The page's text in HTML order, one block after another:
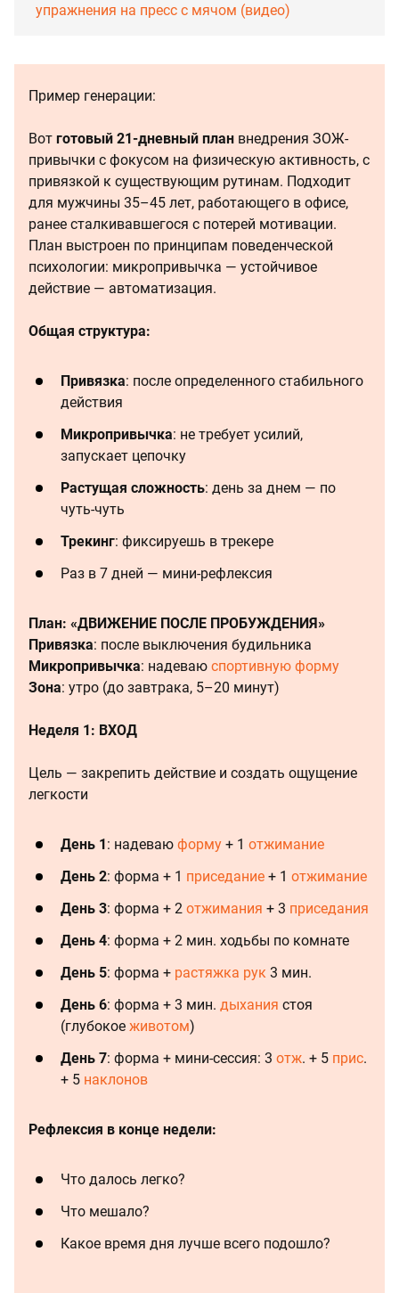
упражнения на пресс с мячом (видео)
Пример генерации:
Вот готовый 21‑дневный план внедрения ЗОЖ-
привычки с фокусом на физическую активность, с
привязкой к существующим рутинам. Подходит
для мужчины 35–45 лет, работающего в офисе,
ранее сталкивавшегося с потерей мотивации.
План выстроен по принципам поведенческой
психологии: микропривычка — устойчивое
действие — автоматизация.
Общая структура:
Привязка: после определенного стабильного
действия
Микропривычка: не требует усилий,
запускает цепочку
Растущая сложность: день за днем — по
чуть-чуть
Трекинг: фиксируешь в трекере
Раз в 7 дней — мини-рефлексия
План: «ДВИЖЕНИЕ ПОСЛЕ ПРОБУЖДЕНИЯ»
Привязка: после выключения будильника
Микропривычка: надеваю спортивную форму
Зона: утро (до завтрака, 5–20 минут)
Неделя 1: ВХОД
Цель — закрепить действие и создать ощущение
легкости
День 1: надеваю форму + 1 отжимание
День 2: форма + 1 приседание + 1 отжимание
День 3: форма + 2 отжимания + 3 приседания
День 4: форма + 2 мин. ходьбы по комнате
День 5: форма + растяжка рук 3 мин.
День 6: форма + 3 мин. дыхания стоя
(глубокое животом)
День 7: форма + мини-сессия: 3 отж. + 5 прис.
+ 5 наклонов
Рефлексия в конце недели:
Что далось легко?
Что мешало?
Какое время дня лучше всего подошло?